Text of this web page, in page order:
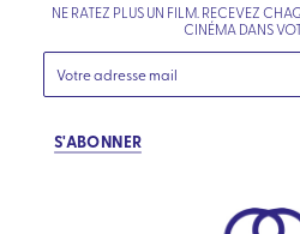
NE RATEZ PLUS UN FILM. RECEVEZ
CINÉMA DANS
S'ABONNER